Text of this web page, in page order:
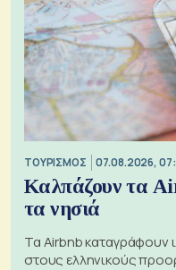
ΤΟΥΡΙΣΜΟΣ 07.08.2026,
Καλπάζουν τα
τα νησιά
Τα Airbnb καταγράφουν
στους ελληνικούς